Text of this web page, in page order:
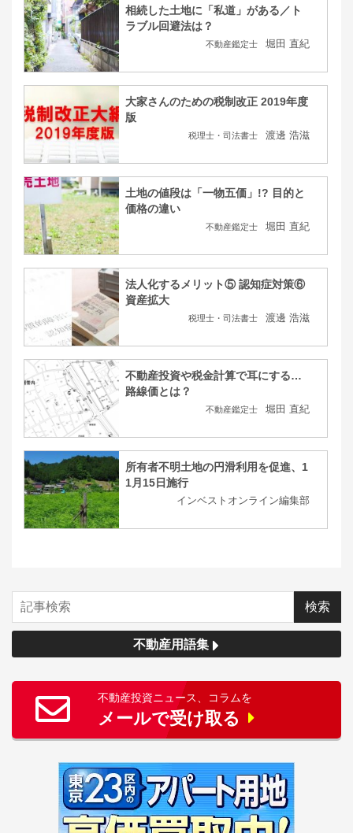
相続した土地に「私道」がある／ト
ラブル回避法は？
不動産鑑定士 堀田 直紀
大家さんのための税制改正 2019年度
版
税理士・司法書士 渡邊 浩滋
土地の値段は「一物五価」!? 目的と
価格の違い
不動産鑑定士 堀田 直紀
法人化するメリット⑤ 認知症対策⑥
資産拡大
税理士・司法書士 渡邊 浩滋
不動産投資や税金計算で耳にする…
路線価とは？
不動産鑑定士 堀田 直紀
所有者不明土地の円滑利用を促進、1
1月15日施行
インベストオンライン編集部
不動産用語集
不動産投資ニュース、コラムを
メールで受け取る